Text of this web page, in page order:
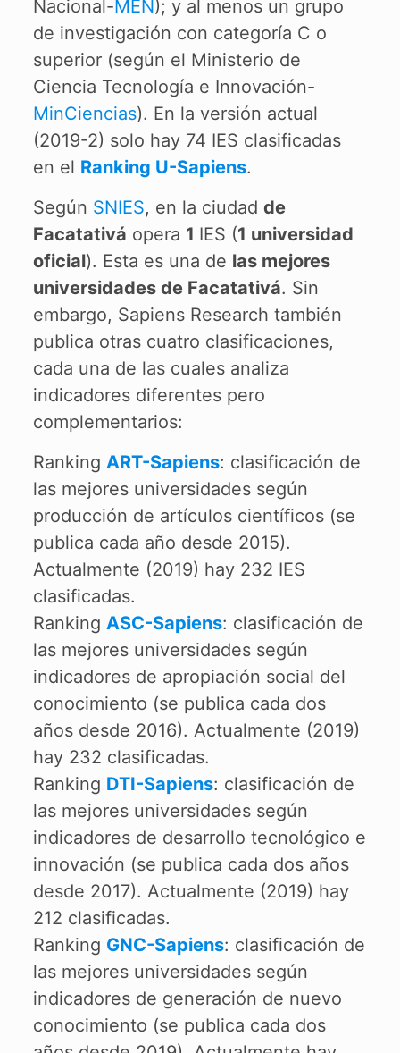
Nacional-MEN); y al menos un grupo
de investigación con categoría C o
superior (según el Ministerio de
Ciencia Tecnología e Innovación-
MinCiencias). En la versión actual
(2019-2) solo hay 74 IES clasificadas
en el Ranking U-Sapiens.
Según SNIES, en la ciudad de
Facatativá opera 1 IES (1 universidad
oficial). Esta es una de las mejores
universidades de Facatativá. Sin
embargo, Sapiens Research también
publica otras cuatro clasificaciones,
cada una de las cuales analiza
indicadores diferentes pero
complementarios:
Ranking ART-Sapiens: clasificación de
las mejores universidades según
producción de artículos científicos (se
publica cada año desde 2015).
Actualmente (2019) hay 232 IES
clasificadas.
Ranking ASC-Sapiens: clasificación de
las mejores universidades según
indicadores de apropiación social del
conocimiento (se publica cada dos
años desde 2016). Actualmente (2019)
hay 232 clasificadas.
Ranking DTI-Sapiens: clasificación de
las mejores universidades según
indicadores de desarrollo tecnológico e
innovación (se publica cada dos años
desde 2017). Actualmente (2019) hay
212 clasificadas.
Ranking GNC-Sapiens: clasificación de
las mejores universidades según
indicadores de generación de nuevo
conocimiento (se publica cada dos